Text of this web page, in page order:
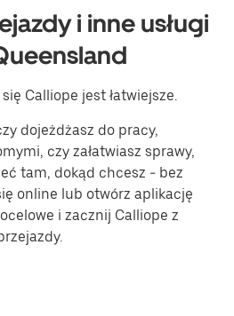
i inne usługi
Calliope jest łatwiejsze.
dojeżdżasz do pracy,
czy załatwiasz sprawy,
tam, dokąd chcesz - bez
online lub otwórz aplikację
i zacznij Calliope z